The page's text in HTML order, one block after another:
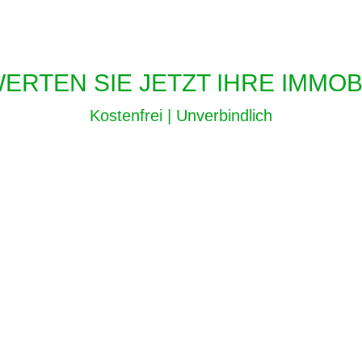
SIE JETZT IHRE
Kostenfrei | Unverbindlich